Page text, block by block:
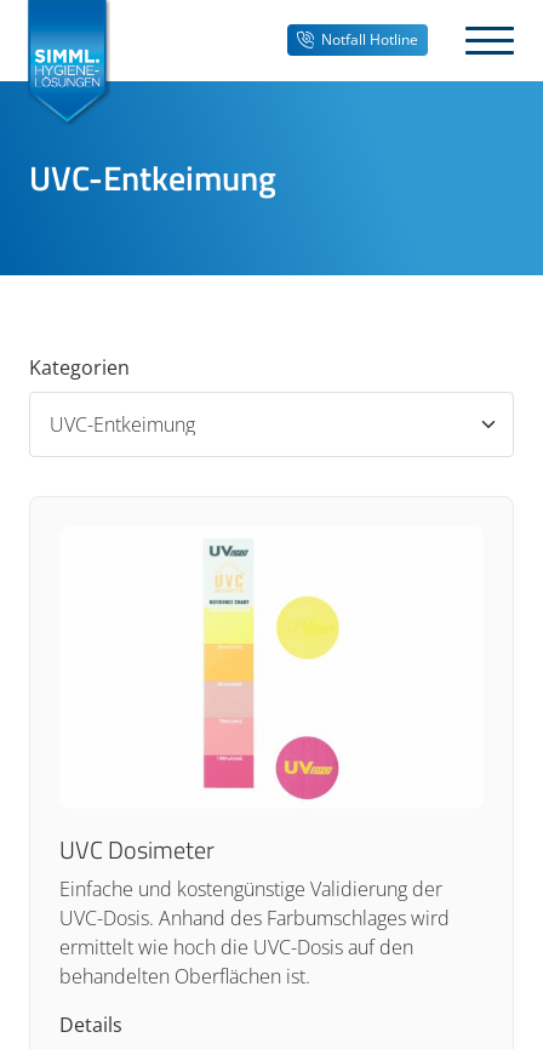
Notfall Hotline
UVC-Entkeimung
Kategorien
UVC Dosimeter
Einfache und kostengünstige Validierung der
UVC-Dosis. Anhand des Farbumschlages wird
ermittelt wie hoch die UVC-Dosis auf den
behandelten Oberflächen ist.
Details